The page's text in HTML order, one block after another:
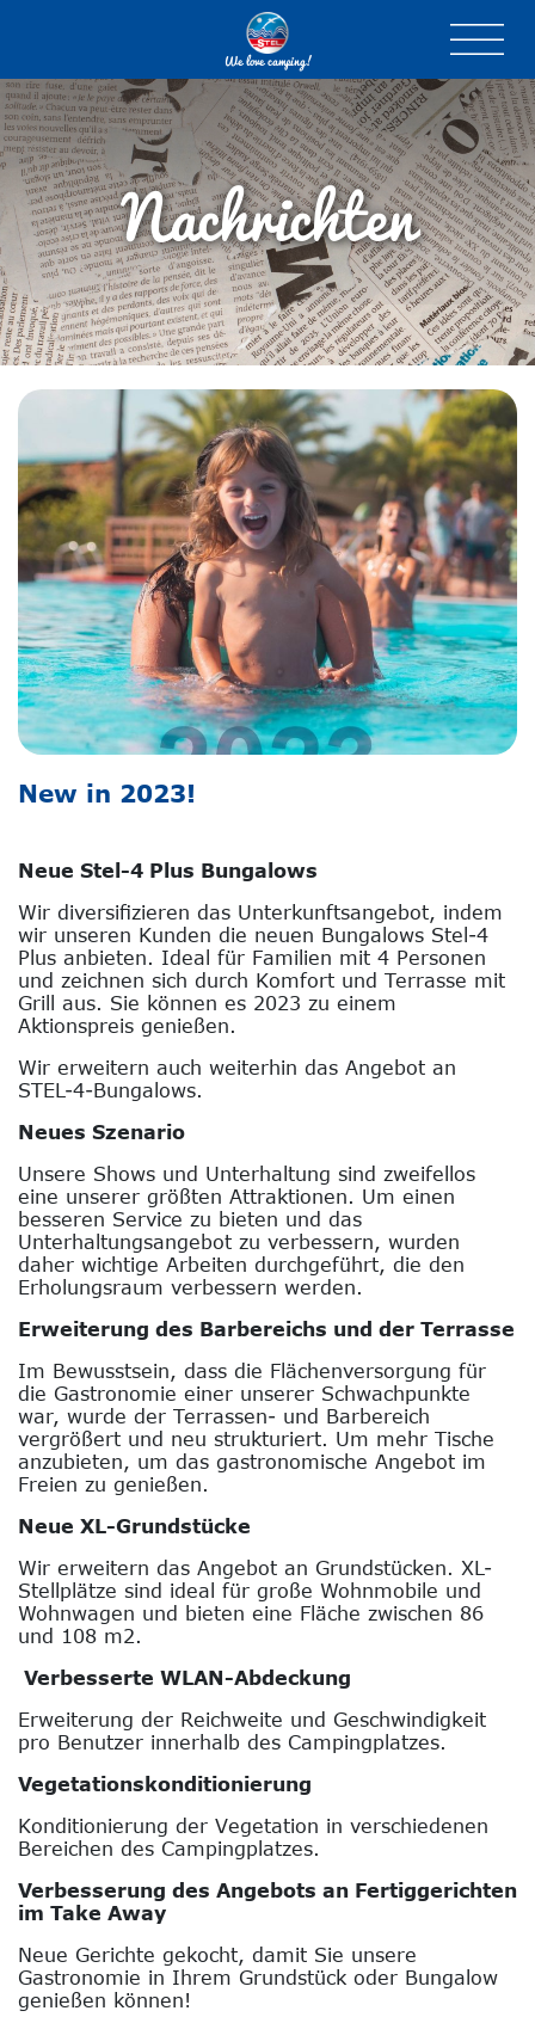
We love camping!
Nachrichten
New in 2023!
Neue Stel-4 Plus Bungalows
Wir diversifizieren das Unterkunftsangebot, indem
wir unseren Kunden die neuen Bungalows Stel-4
Plus anbieten. Ideal für Familien mit 4 Personen
und zeichnen sich durch Komfort und Terrasse mit
Grill aus. Sie können es 2023 zu einem
Aktionspreis genießen.
Wir erweitern auch weiterhin das Angebot an
STEL-4-Bungalows.
Neues Szenario
Unsere Shows und Unterhaltung sind zweifellos
eine unserer größten Attraktionen. Um einen
besseren Service zu bieten und das
Unterhaltungsangebot zu verbessern, wurden
daher wichtige Arbeiten durchgeführt, die den
Erholungsraum verbessern werden.
Erweiterung des Barbereichs und der Terrasse
Im Bewusstsein, dass die Flächenversorgung für
die Gastronomie einer unserer Schwachpunkte
war, wurde der Terrassen- und Barbereich
vergrößert und neu strukturiert. Um mehr Tische
anzubieten, um das gastronomische Angebot im
Freien zu genießen.
Neue XL-Grundstücke
Wir erweitern das Angebot an Grundstücken. XL-
Stellplätze sind ideal für große Wohnmobile und
Wohnwagen und bieten eine Fläche zwischen 86
und 108 m2.
Verbesserte WLAN-Abdeckung
Erweiterung der Reichweite und Geschwindigkeit
pro Benutzer innerhalb des Campingplatzes.
Vegetationskonditionierung
Konditionierung der Vegetation in verschiedenen
Bereichen des Campingplatzes.
Verbesserung des Angebots an Fertiggerichten
im Take Away
Neue Gerichte gekocht, damit Sie unsere
Gastronomie in Ihrem Grundstück oder Bungalow
genießen können!